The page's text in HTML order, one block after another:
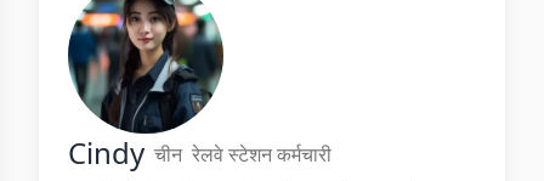
Cindy चीन रेलवे स्टेशन कर्मचारी